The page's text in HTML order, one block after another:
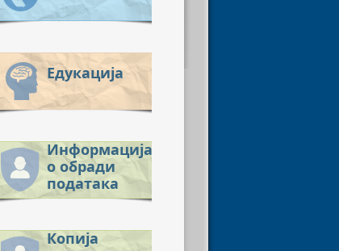
Едукација
Информација
о обради
података
Копија